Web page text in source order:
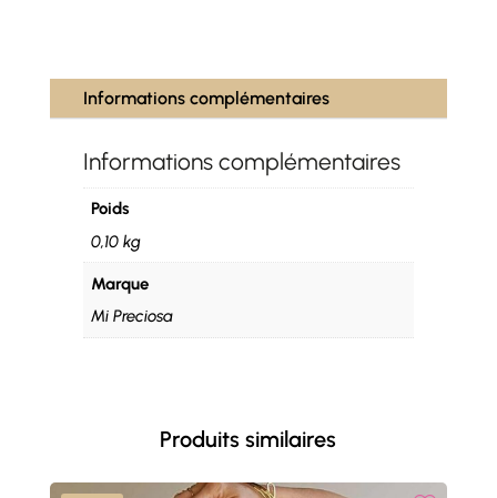
Informations complémentaires
Informations complémentaires
Poids
0,10 kg
Marque
Mi Preciosa
Produits similaires